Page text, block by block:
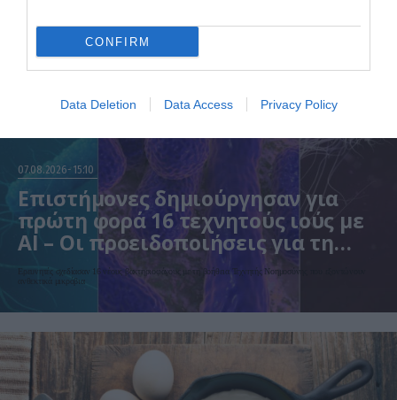
CONFIRM
Data Deletion Data Access Privacy Policy
07.08.2026 15:10
Επιστήμονες δημιούργησαν για
πρώτη φορά 16 τεχνητούς ιούς με
AI – Οι προειδοποιήσεις για τη
βιοασφάλεια
Ερευνητές σχεδίασαν 16 νέους βακτηριοφάγους με τη βοήθεια Τεχνητής Νοημοσύνης που εξοντώνουν
ανθεκτικά μικρόβια